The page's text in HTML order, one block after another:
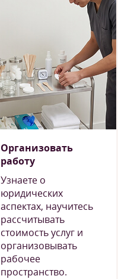
Организовать
работу
Узнаете о
юридических
аспектах, научитесь
рассчитывать
стоимость услуг и
организовывать
рабочее
пространство.